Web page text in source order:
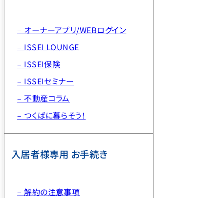
– オーナーアプリ/WEBログイン
– ISSEI LOUNGE
– ISSEI保険
– ISSEIセミナー
– 不動産コラム
– つくばに暮らそう！
入居者様専用 お手続き
– 解約の注意事項